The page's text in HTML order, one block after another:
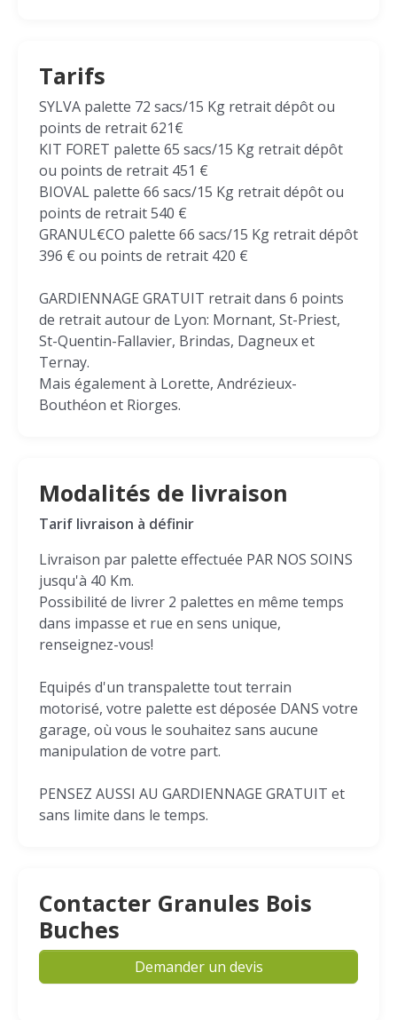
Tarifs
SYLVA palette 72 sacs/15 Kg retrait dépôt ou
points de retrait 621€
KIT FORET palette 65 sacs/15 Kg retrait dépôt
ou points de retrait 451 €
BIOVAL palette 66 sacs/15 Kg retrait dépôt ou
points de retrait 540 €
GRANUL€CO palette 66 sacs/15 Kg retrait dépôt
396 € ou points de retrait 420 €
GARDIENNAGE GRATUIT retrait dans 6 points
de retrait autour de Lyon: Mornant, St-Priest,
St-Quentin-Fallavier, Brindas, Dagneux et
Ternay.
Mais également à Lorette, Andrézieux-
Bouthéon et Riorges.
Modalités de livraison
Tarif livraison à définir
Livraison par palette effectuée PAR NOS SOINS
jusqu'à 40 Km.
Possibilité de livrer 2 palettes en même temps
dans impasse et rue en sens unique,
renseignez-vous!
Equipés d'un transpalette tout terrain
motorisé, votre palette est déposée DANS votre
garage, où vous le souhaitez sans aucune
manipulation de votre part.
PENSEZ AUSSI AU GARDIENNAGE GRATUIT et
sans limite dans le temps.
Contacter Granules Bois
Buches
Demander un devis